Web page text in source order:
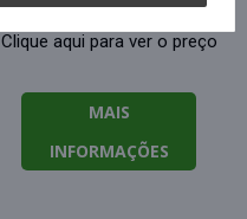
Clique aqui para ver o preço
MAIS
INFORMAÇÕES